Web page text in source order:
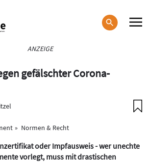
ANZEIGE
gefälschter Corona-
Normen & Recht
oder Impfausweis - wer unechte
vorlegt, muss mit drastischen